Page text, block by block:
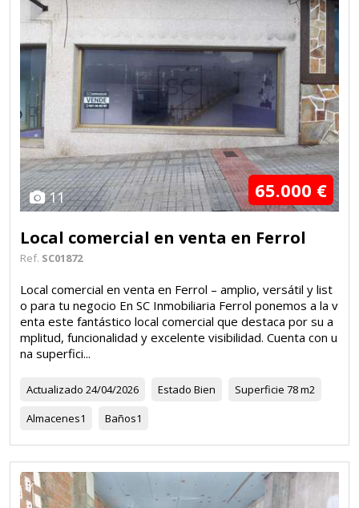
11 65.000 €
Local comercial en venta en Ferrol
Ref. SC01872
Local comercial en venta en Ferrol – amplio, versátil y list
o para tu negocio En SC Inmobiliaria Ferrol ponemos a la v
enta este fantástico local comercial que destaca por su a
mplitud, funcionalidad y excelente visibilidad. Cuenta con u
na superfici...
Actualizado 24/04/2026 Estado Bien Superficie 78 m2
Almacenes1 Baños1